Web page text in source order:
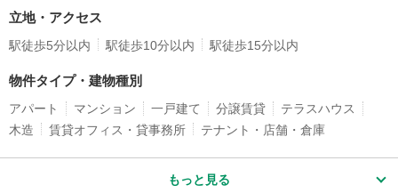
立地・アクセス
駅徒歩5分以内 駅徒歩10分以内 駅徒歩15分以内
物件タイプ・建物種別
アパート マンション 一戸建て 分譲賃貸
テラスハウス
木造
賃貸オフィス・貸事務所 テナント・店舗・倉庫
もっと見る